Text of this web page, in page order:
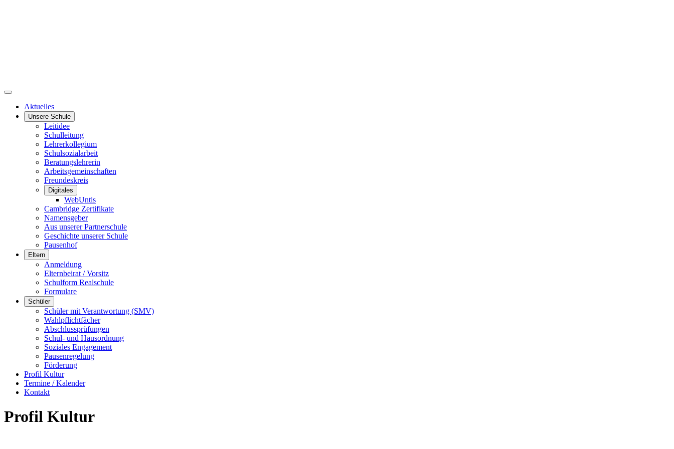
Aktuelles
Unsere Schule
Leitidee
Schulleitung
Lehrerkollegium
Schulsozialarbeit
Beratungslehrerin
Arbeitsgemeinschaften
Freundeskreis
Digitales
WebUntis
Cambridge Zertifikate
Namensgeber
Aus unserer Partnerschule
Geschichte unserer Schule
Pausenhof
Eltern
Anmeldung
Elternbeirat / Vorsitz
Schulform Realschule
Formulare
Schüler
Schüler mit Verantwortung (SMV)
Wahlpflichtfächer
Abschlussprüfungen
Schul- und Hausordnung
Soziales Engagement
Pausenregelung
Förderung
Profil Kultur
Termine / Kalender
Kontakt
Profil Kultur